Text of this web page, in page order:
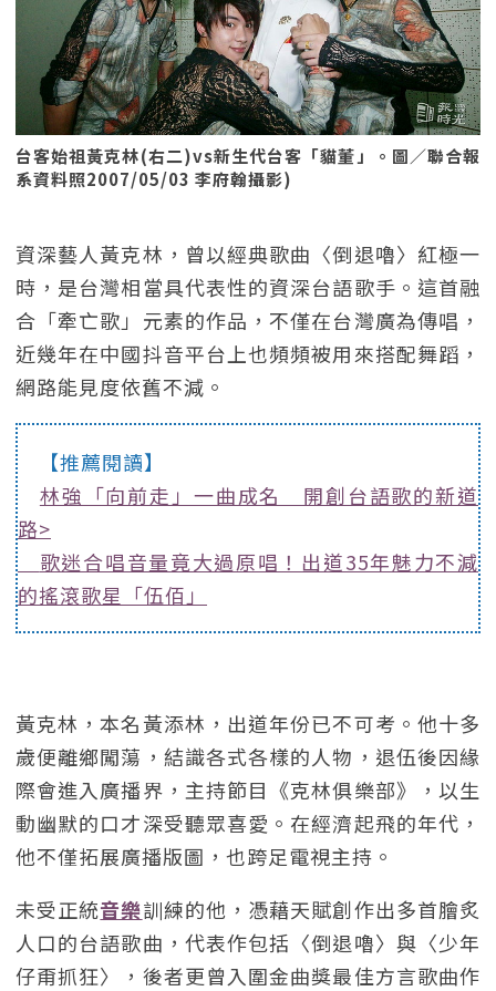
台客始祖黃克林(右二)vs新生代台客「貓董」。圖／聯合報
系資料照2007/05/03 李府翰攝影)
資深藝人黃克林，曾以經典歌曲〈倒退嚕〉紅極一
時，是台灣相當具代表性的資深台語歌手。這首融
合「牽亡歌」元素的作品，不僅在台灣廣為傳唱，
近幾年在中國抖音平台上也頻頻被用來搭配舞蹈，
網路能見度依舊不減。
【推薦閱讀】
林強「向前走」一曲成名 開創台語歌的新道
路>
歌迷合唱音量竟大過原唱！出道35年魅力不減
的搖滾歌星「伍佰」
黃克林，本名黃添林，出道年份已不可考。他十多
歲便離鄉闖蕩，結識各式各樣的人物，退伍後因緣
際會進入廣播界，主持節目《克林俱樂部》，以生
動幽默的口才深受聽眾喜愛。在經濟起飛的年代，
他不僅拓展廣播版圖，也跨足電視主持。
未受正統音樂訓練的他，憑藉天賦創作出多首膾炙
人口的台語歌曲，代表作包括〈倒退嚕〉與〈少年
仔甭抓狂〉，後者更曾入圍金曲獎最佳方言歌曲作